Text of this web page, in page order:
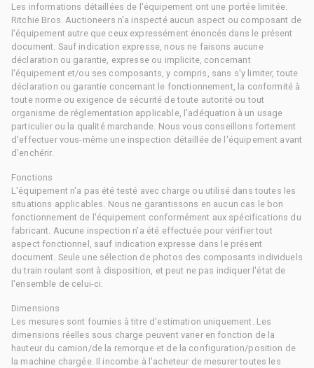
Les informations détaillées de l'équipement ont une portée limitée.
Ritchie Bros. Auctioneers n'a inspecté aucun aspect ou composant de
l'équipement autre que ceux expressément énoncés dans le présent
document. Sauf indication expresse, nous ne faisons aucune
déclaration ou garantie, expresse ou implicite, concernant
l'équipement et/ou ses composants, y compris, sans s'y limiter, toute
déclaration ou garantie concernant le fonctionnement, la conformité à
toute norme ou exigence de sécurité de toute autorité ou tout
organisme de réglementation applicable, l'adéquation à un usage
particulier ou la qualité marchande. Nous vous conseillons fortement
d'effectuer vous-même une inspection détaillée de l'équipement avant
d'enchérir.
Fonctions
L'équipement n'a pas été testé avec charge ou utilisé dans toutes les
situations applicables. Nous ne garantissons en aucun cas le bon
fonctionnement de l'équipement conformément aux spécifications du
fabricant. Aucune inspection n'a été effectuée pour vérifier tout
aspect fonctionnel, sauf indication expresse dans le présent
document. Seule une sélection de photos des composants individuels
du train roulant sont à disposition, et peut ne pas indiquer l'état de
l'ensemble de celui-ci.
Dimensions
Les mesures sont fournies à titre d'estimation uniquement. Les
dimensions réelles sous charge peuvent varier en fonction de la
hauteur du camion/de la remorque et de la configuration/position de
la machine chargée. Il incombe à l'acheteur de mesurer toutes les